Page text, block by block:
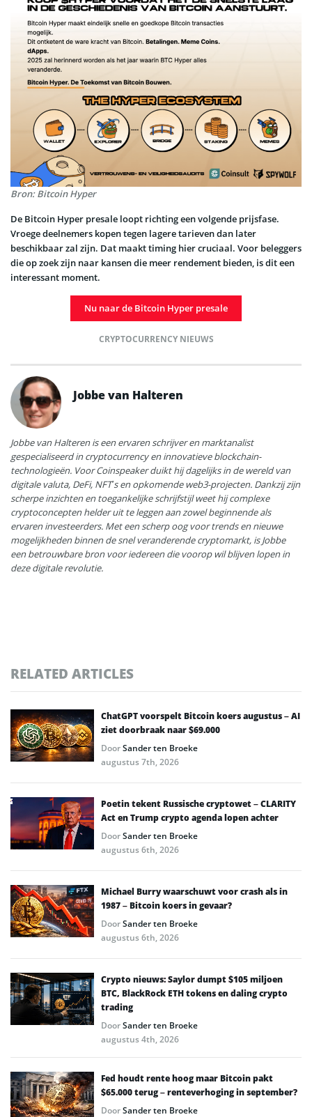
Bron: Bitcoin Hyper
De Bitcoin Hyper presale loopt richting een volgende prijsfase.
Vroege deelnemers kopen tegen lagere tarieven dan later
beschikbaar zal zijn. Dat maakt timing hier cruciaal. Voor beleggers
die op zoek zijn naar kansen die meer rendement bieden, is dit een
interessant moment.
Nu naar de Bitcoin Hyper presale
CRYPTOCURRENCY NIEUWS
Jobbe van Halteren
Jobbe van Halteren is een ervaren schrijver en marktanalist
gespecialiseerd in cryptocurrency en innovatieve blockchain-
technologieën. Voor Coinspeaker duikt hij dagelijks in de wereld van
digitale valuta, DeFi, NFT’s en opkomende web3-projecten. Dankzij zijn
scherpe inzichten en toegankelijke schrijfstijl weet hij complexe
cryptoconcepten helder uit te leggen aan zowel beginnende als
ervaren investeerders. Met een scherp oog voor trends en nieuwe
mogelijkheden binnen de snel veranderende cryptomarkt, is Jobbe
een betrouwbare bron voor iedereen die voorop wil blijven lopen in
deze digitale revolutie.
RELATED ARTICLES
ChatGPT voorspelt Bitcoin koers augustus – AI
ziet doorbraak naar $69.000
DoorSander ten Broeke
augustus 7th, 2026
Poetin tekent Russische cryptowet – CLARITY
Act en Trump crypto agenda lopen achter
DoorSander ten Broeke
augustus 6th, 2026
Michael Burry waarschuwt voor crash als in
1987 – Bitcoin koers in gevaar?
DoorSander ten Broeke
augustus 6th, 2026
Crypto nieuws: Saylor dumpt $105 miljoen
BTC, BlackRock ETH tokens en daling crypto
trading
DoorSander ten Broeke
augustus 4th, 2026
Fed houdt rente hoog maar Bitcoin pakt
$65.000 terug – renteverhoging in september?
DoorSander ten Broeke